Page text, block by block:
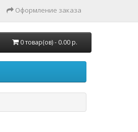
Оформление заказа
0 товар(ов) - 0.00 р.